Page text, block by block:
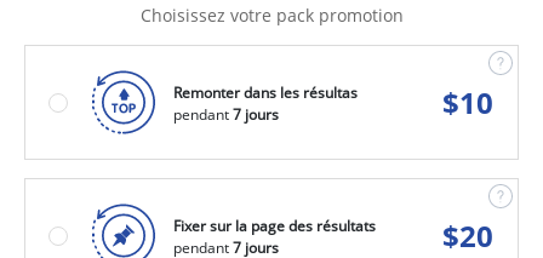
Choisissez votre pack promotion
Remonter dans les résultas
pendant7 jours $10
Fixer sur la page des résultats
pendant7 jours $20